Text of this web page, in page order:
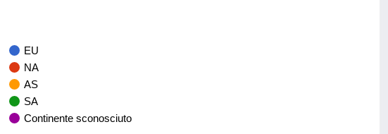
EU
NA
AS
SA
Continente sconosciuto